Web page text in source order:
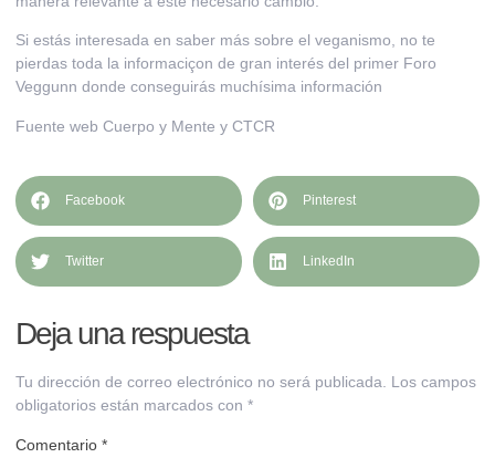
Si estás interesada en saber más sobre el veganismo, no te
pierdas toda la informaciçon de gran interés del primer Foro
Veggunn donde conseguirás muchísima información
Fuente web Cuerpo y Mente y CTCR
Facebook Pinterest
Twitter LinkedIn
Deja una respuesta
Tu dirección de correo electrónico no será publicada.
Los campos
obligatorios están marcados con *
Comentario *